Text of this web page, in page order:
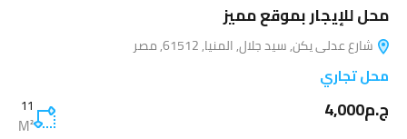
محل للإيجار بموقع مميز
شارع عدلى يكن, سيد جلال, المنيا, 61512, مصر
محل تجاري
ج.م4,000 11
M²